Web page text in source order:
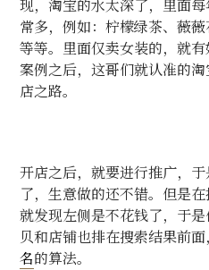
现，淘宝的水太深了，里面
常多，例如：柠檬绿茶、薇
等等。里面仅卖女装的，就
案例之后，这哥们就认准的
店之路。
开店之后，就要进行推广，
了，生意做的还不错。但是
就发现左侧是不花钱了，于
贝和店铺也排在搜索结果前
名的算法。